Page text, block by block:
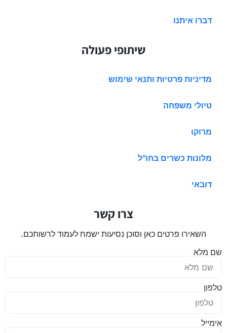
דברו איתנו
שיתופי פעולה
מדיניות פרטיות ותנאי שימוש
טיולי משפחה
מרוקו
מלונות כשרים בחו"ל
דובאי
צרו קשר
השאירו פרטים כאן וסוכן נסיעות ישמח לעמוד לרשותכם.
שם מלא
טלפון
אימייל